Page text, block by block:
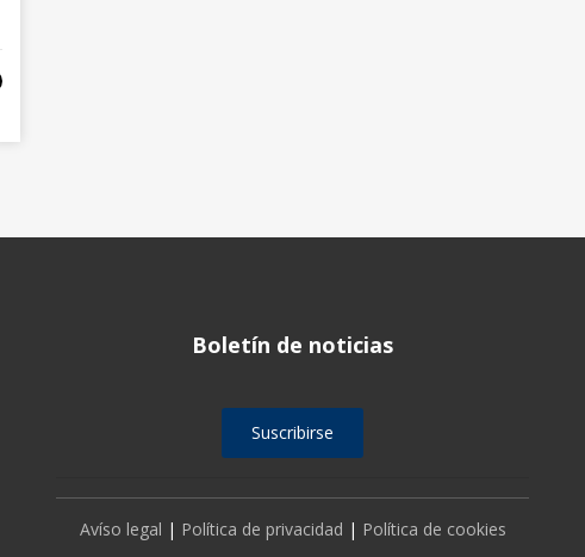
Boletín de noticias
Suscribirse
Avíso legal | Política de privacidad | Política de cookies